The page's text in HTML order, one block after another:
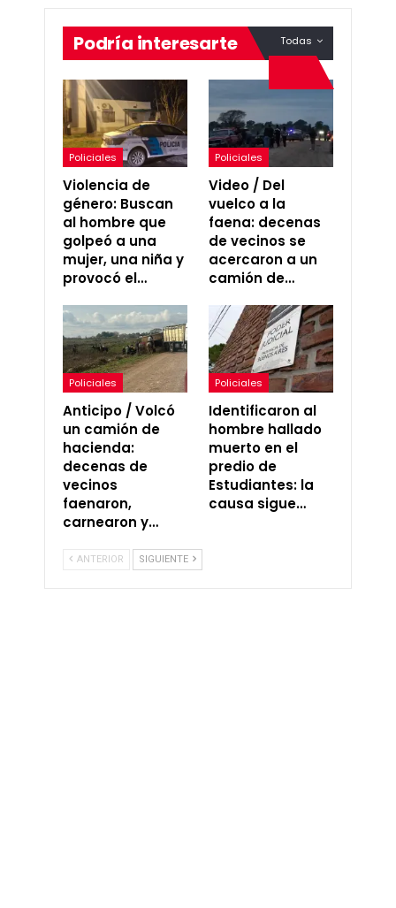
Todas
Podría interesarte
Policiales
Violencia de
género: Buscan
al hombre que
golpeó a una
mujer, una niña y
provocó el…
Policiales
Video / Del
vuelco a la
faena: decenas
de vecinos se
acercaron a un
camión de…
Policiales
Anticipo / Volcó
un camión de
hacienda:
decenas de
vecinos
faenaron,
carnearon y…
Policiales
Identificaron al
hombre hallado
muerto en el
predio de
Estudiantes: la
causa sigue…
ANTERIOR SIGUIENTE